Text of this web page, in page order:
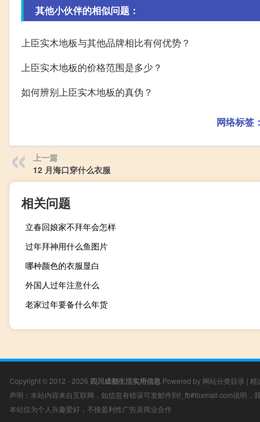
其他小伙伴的相似问题：
上臣实木地板与其他品牌相比有何优势？
上臣实木地板的价格范围是多少？
如何辨别上臣实木地板的真伪？
网络标签：
上一篇
12 月海口穿什么衣服
相关问题
立春回娘家不拜年会怎样
过年拜神用什么鱼图片
哪种颜色的衣服显白
外国人过年注意什么
老家过年要备什么年货
Copyright © 2012 - 2026 四川成都生活实用信息 Powered by 网站分类目录 | 精
声明：本站内容来自互联网，如信息有错误可发邮件到f_fb#foxmail.com说明，
本站仅为个人兴趣爱好，不接盈利性广告及商业合作